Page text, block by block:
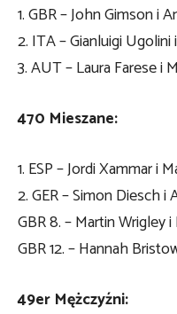
1. GBR – John Gimson i
2. ITA – Gianluigi Ugolini
3. AUT – Laura Farese i
470 Mieszane:
1. ESP – Jordi Xammar i
2. GER – Simon Diesch
GBR 8. – Martin Wrigley
GBR 12. – Hannah
49er Mężczyźni: